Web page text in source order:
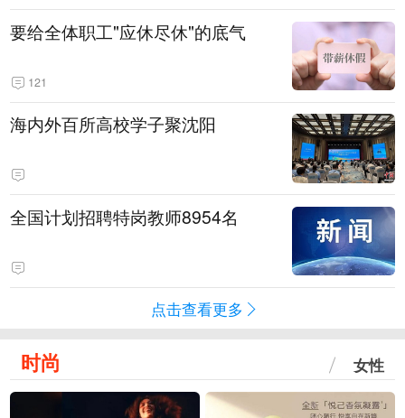
要给全体职工"应休尽休"的底气
121
海内外百所高校学子聚沈阳
全国计划招聘特岗教师8954名
点击查看更多
时尚 女性